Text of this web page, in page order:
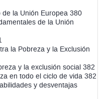
la Unión Europea 380
de la Unión
la Pobreza y la Exclusión
y la exclusión social 382
en todo el ciclo de vida 382
y desventajas